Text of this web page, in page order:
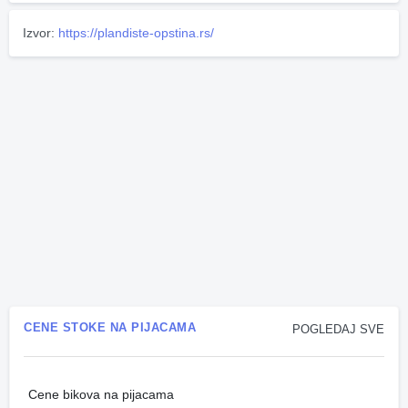
Izvor: https://plandiste-opstina.rs/
POGLEDAJ SVE
CENE STOKE NA PIJACAMA
Cene bikova na pijacama